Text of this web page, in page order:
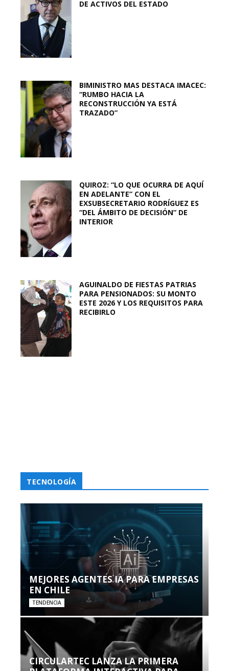
DE ACTIVOS DEL ESTADO
BIMINISTRO MAS DESTACA IMACEC:
“RUMBO HACIA LA
RECONSTRUCCIÓN YA ESTÁ
TRAZADO”
QUIROZ: “LO QUE OCURRA DE AQUÍ
EN ADELANTE” CON EL
EXSUBSECRETARIO RODRÍGUEZ ES
“DEL ÁMBITO DE DECISIÓN” DE
INTERIOR
AGUINALDO DE FIESTAS PATRIAS
PARA PENSIONADOS: SU MONTO
ESTE 2026 Y LOS REQUISITOS PARA
RECIBIRLO
TECNOLOGÍA
MEJORES AGENTES IA PARA EMPRESAS
EN CHILE
TENDENCIA
CIRCULARTEC LANZA LA PRIMERA